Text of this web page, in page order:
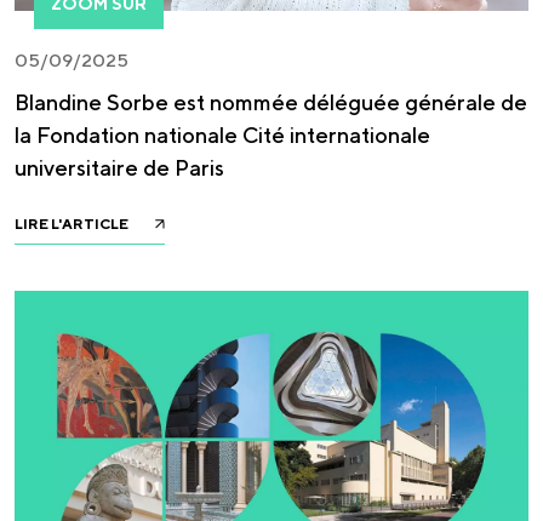
05/09/2025
Blandine Sorbe est nommée déléguée générale de
la Fondation nationale Cité internationale
universitaire de Paris
LIRE L'ARTICLE